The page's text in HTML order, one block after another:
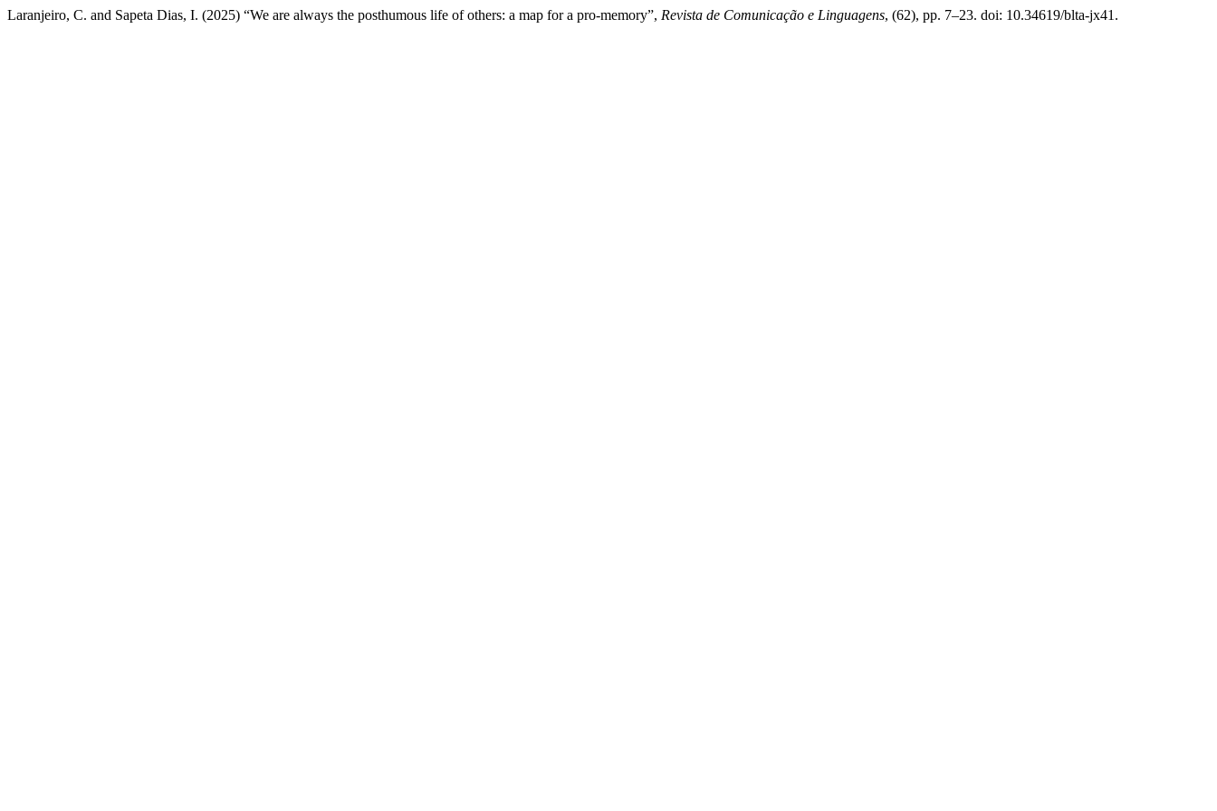
Laranjeiro, C. and Sapeta Dias, I. (2025) “We are always the posthumous life of others: a map for a pro-memory”, Revista de Comunicação e Linguagens, (62), pp. 7–23. doi: 10.34619/blta-jx41.